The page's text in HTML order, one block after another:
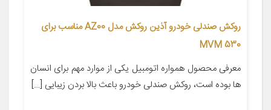
روکش صندلی خودرو آذین روکش مدل AZ00 مناسب برای
MVM 530
معرفی محصول همواره اتومبیل یکی از موارد مهم برای انسان
ها بوده است، روکش صندلی خودرو باعث بالا بردن زیبایی […]